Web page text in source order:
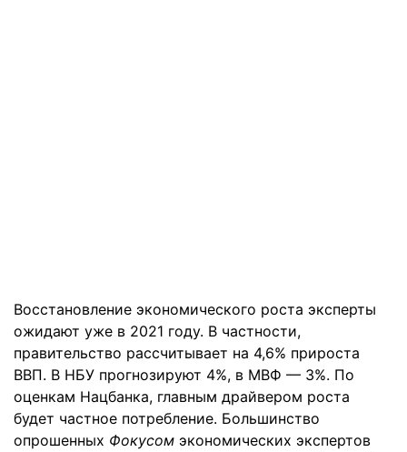
Восстановление экономического роста эксперты
ожидают уже в 2021 году. В частности,
правительство рассчитывает на 4,6% прироста
ВВП. В НБУ прогнозируют 4%, в МВФ — 3%. По
оценкам Нацбанка, главным драйвером роста
будет частное потребление. Большинство
опрошенных Фокусом экономических экспертов